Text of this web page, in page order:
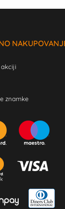
akciji
znamke